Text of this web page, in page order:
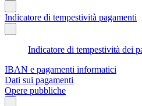
Indicatore di tempestività pagamenti
Indicatore di tempestività dei
IBAN e pagamenti informatici
Dati sui pagamenti
Opere pubbliche